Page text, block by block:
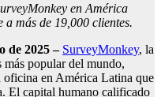
en América
más de 19,000 clientes.
de 2025 – SurveyMonkey, la
más popular del mundo,
oficina en América Latina que
El capital humano calificado